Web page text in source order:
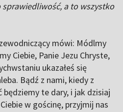
a to wszystko
mówi: Módlmy
Ciebie, Panie Jezu Chryste,
ukazałeś się
Bądź z nami, kiedy z
te dary, i jak dzisiaj
w gościnę, przyjmij nas